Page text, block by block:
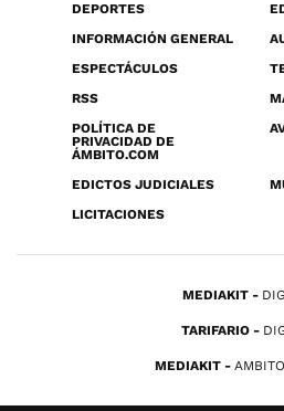
DEPORTES
INFORMACIÓN GENERAL
ESPECTÁCULOS
RSS
POLÍTICA DE
PRIVACIDAD DE
ÁMBITO.COM
EDICTOS JUDICIALES
LICITACIONES
MEDIAKIT
TARIFARIO
MEDIAKIT